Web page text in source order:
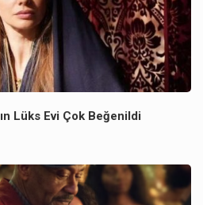
Lüks Evi Çok Beğenildi